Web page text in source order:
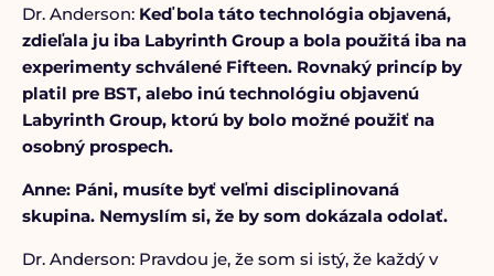
Dr. Anderson: Keď bola táto technológia objavená,
zdieľala ju iba Labyrinth Group a bola použitá iba na
experimenty schválené Fifteen. Rovnaký princíp by
platil pre BST, alebo inú technológiu objavenú
Labyrinth Group, ktorú by bolo možné použiť na
osobný prospech.
Anne: Páni, musíte byť veľmi disciplinovaná
skupina. Nemyslím si, že by som dokázala odolať.
Dr. Anderson: Pravdou je, že som si istý, že každý v